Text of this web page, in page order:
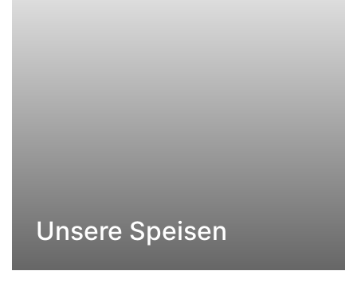
Unsere Speisen